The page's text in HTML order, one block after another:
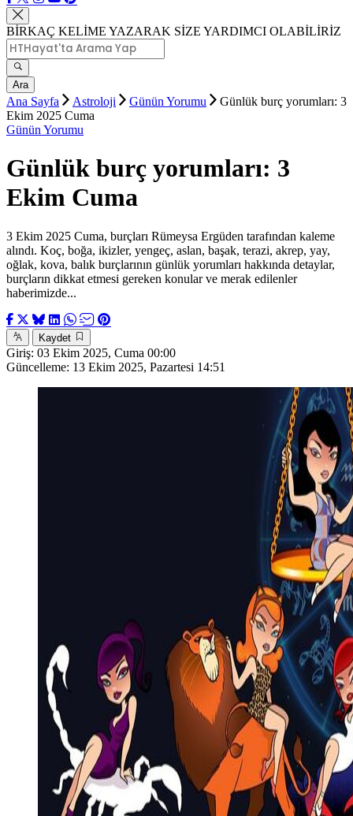
BİRKAÇ KELİME YAZARAK SİZE YARDIMCI OLABİLİRİZ
Ara
Ana Sayfa Astroloji Günün Yorumu
Günlük burç yorumları: 3
Ekim 2025 Cuma
Günün Yorumu
Günlük burç yorumları: 3
Ekim Cuma
3 Ekim 2025 Cuma, burçları Rümeysa Ergüden tarafından kaleme
alındı. Koç, boğa, ikizler, yengeç, aslan, başak, terazi, akrep, yay,
oğlak, kova, balık burçlarının günlük yorumları hakkında detaylar,
burçların dikkat etmesi gereken konular ve merak edilenler
haberimizde...
Kaydet
Giriş: 03 Ekim 2025, Cuma 00:00
Güncelleme: 13 Ekim 2025, Pazartesi 14:51